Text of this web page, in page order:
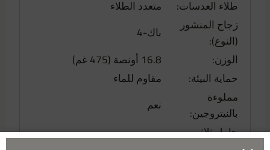
طلاء العدسات:
متعدد الطلاء
زجاج المنشور
(النوع):
باك-4
الوزن:
16.8 أونصة (475 غم)
حماية البيئة:
مقاوم للماء
مملوءة
بالنيتروجين:
نعم
حامل ثلاثي